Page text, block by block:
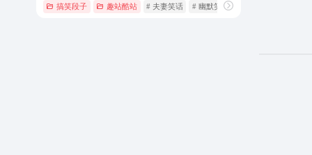
搞笑段子 趣站酷站 # 夫妻笑话 # 幽默笑话